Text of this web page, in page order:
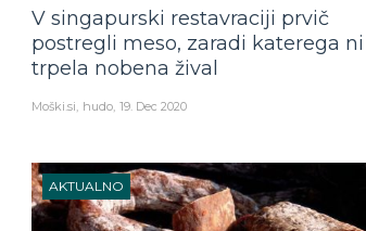
V singapurski restavraciji prvič
postregli meso, zaradi katerega ni
trpela nobena žival
Moški.si hudo 19. Dec 2020
AKTUALNO